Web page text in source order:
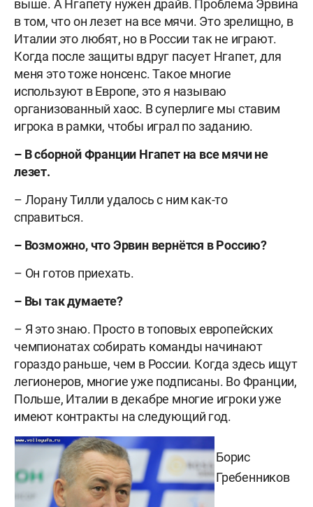
выше. А Нгапету нужен драйв. Проблема Эрвина
в том, что он лезет на все мячи. Это зрелищно, в
Италии это любят, но в России так не играют.
Когда после защиты вдруг пасует Нгапет, для
меня это тоже нонсенс. Такое многие
используют в Европе, это я называю
организованный хаос. В суперлиге мы ставим
игрока в рамки, чтобы играл по заданию.
– В сборной Франции Нгапет на все мячи не
лезет.
– Лорану Тилли удалось с ним как-то
справиться.
– Возможно, что Эрвин вернётся в Россию?
– Он готов приехать.
– Вы так думаете?
– Я это знаю. Просто в топовых европейских
чемпионатах собирать команды начинают
гораздо раньше, чем в России. Когда здесь ищут
легионеров, многие уже подписаны. Во Франции,
Польше, Италии в декабре многие игроки уже
имеют контракты на следующий год.
Борис
Гребенников